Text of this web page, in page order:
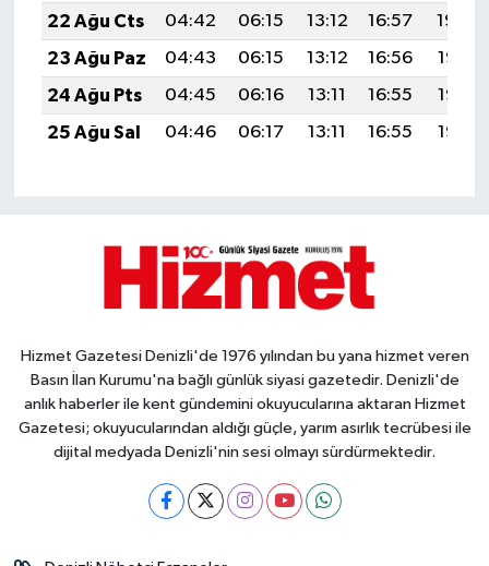
22 Ağu Cts
04:42 06:15 13:12 16:57
19:59
23 Ağu Paz
04:43 06:15 13:12 16:56
19:58
24 Ağu Pts
04:45 06:16 13:11 16:55
19:56
25 Ağu Sal
04:46 06:17 13:11 16:55 19:55
Hizmet Gazetesi Denizli'de 1976 yılından bu yana hizmet veren
Basın İlan Kurumu'na bağlı günlük siyasi gazetedir. Denizli'de
anlık haberler ile kent gündemini okuyucularına aktaran Hizmet
Gazetesi; okuyucularından aldığı güçle, yarım asırlık tecrübesi ile
dijital medyada Denizli'nin sesi olmayı sürdürmektedir.